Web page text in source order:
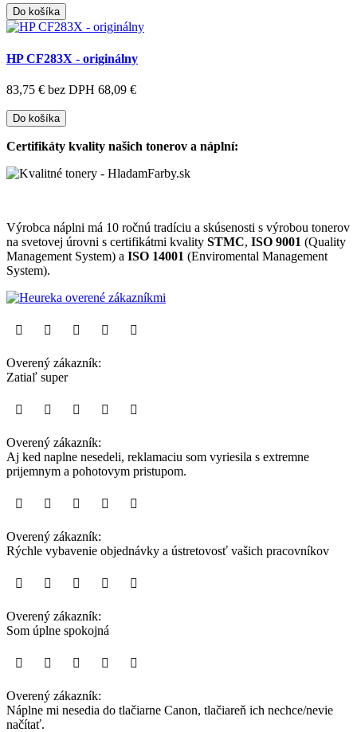
Do košíka
HP CF283X - originálny
83,75 € bez DPH 68,09 €
Do košíka
Certifikáty kvality našich tonerov a náplní:
Výrobca náplni má 10 ročnú tradíciu a skúsenosti s výrobou tonerov
na svetovej úrovni s certifikátmi kvality STMC, ISO 9001 (Quality
Management System) a ISO 14001 (Enviromental Management
System).
Overený zákazník:
Zatiaľ super
Overený zákazník:
Aj ked naplne nesedeli, reklamaciu som vyriesila s extremne
prijemnym a pohotovym pristupom.
Overený zákazník:
Rýchle vybavenie objednávky a ústretovosť vašich pracovníkov
Overený zákazník:
Som úplne spokojná
Overený zákazník:
Náplne mi nesedia do tlačiarne Canon, tlačiareň ich nechce/nevie
načítať.